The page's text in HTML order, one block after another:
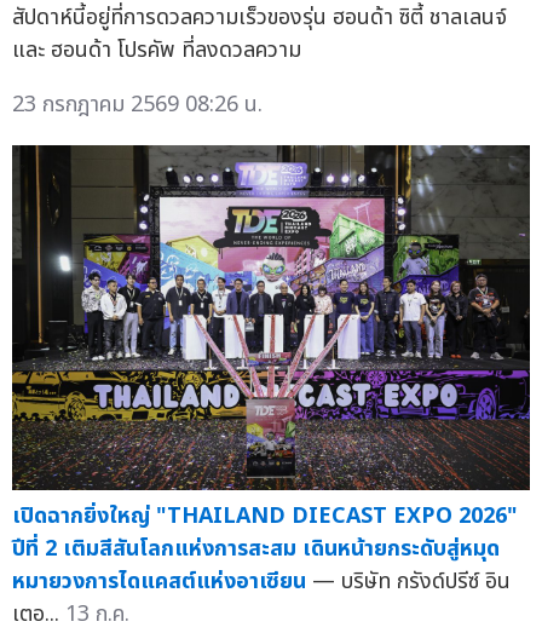
สัปดาห์นี้อยู่ที่การดวลความเร็วของรุ่น ฮอนด้า ซิตี้ ชาลเลนจ์
และ ฮอนด้า โปรคัพ ที่ลงดวลความ
23 กรกฎาคม 2569 08:26 น.
เปิดฉากยิ่งใหญ่ "THAILAND DIECAST EXPO 2026"
ปีที่ 2 เติมสีสันโลกแห่งการสะสม เดินหน้ายกระดับสู่หมุด
หมายวงการไดแคสต์แห่งอาเซียน — บริษัท กรังด์ปรีซ์ อิน
เตอ... 13 ก.ค.